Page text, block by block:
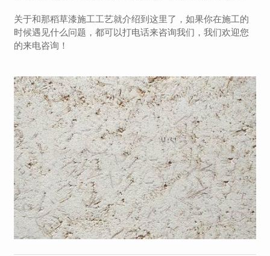
关于和那稻草漆施工工艺就介绍到这里了，如果你在施工的
时候遇见什么问题，都可以打电话来咨询我们，我们欢迎您
的来电咨询！